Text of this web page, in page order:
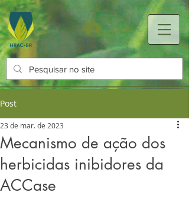
Login
Post
Mecanismo de ação dos
herbicidas inibidores da
ACCase
23 de mar. de 2023